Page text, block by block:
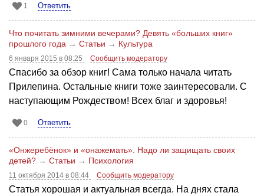
1 Ответить
Что почитать зимними вечерами? Девять «больших книг»
прошлого года → Статьи → Культура
6 января 2015 в 08:25 Сообщить модератору
Спасибо за обзор книг! Сама только начала читать
Прилепина. Остальные книги тоже заинтересовали. С
наступающим Рождеством! Всех благ и здоровья!
0 Ответить
«Онжеребёнок» и «онажемать». Надо ли защищать своих
детей? → Статьи → Психология
11 октября 2014 в 08:44 Сообщить модератору
Статья хорошая и актуальная всегда. На днях стала